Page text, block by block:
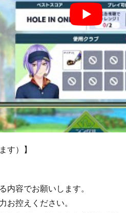
す）】
内容でお願いします。
お控えください。